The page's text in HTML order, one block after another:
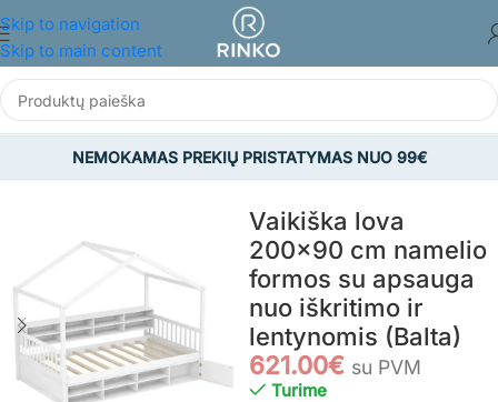
Skip to navigation
Skip to main content
NEMOKAMAS PREKIŲ PRISTATYMAS NUO 99€
KŪDIKIAMS IR VAIKAMS /Vaiko kambarys/ Lovos vaikams
Vaikiška lova
200×90 cm namelio
formos su apsauga
nuo iškritimo ir
lentynomis (Balta)
621.00€ su PVM
Turime